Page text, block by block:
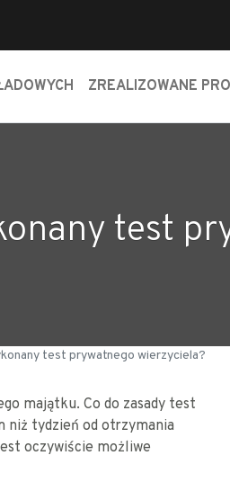
ZREALIZOWANE
test
test prywatnego wierzyciela?
majątku. Co do zasady test
niż tydzień od otrzymania
oczywiście możliwe